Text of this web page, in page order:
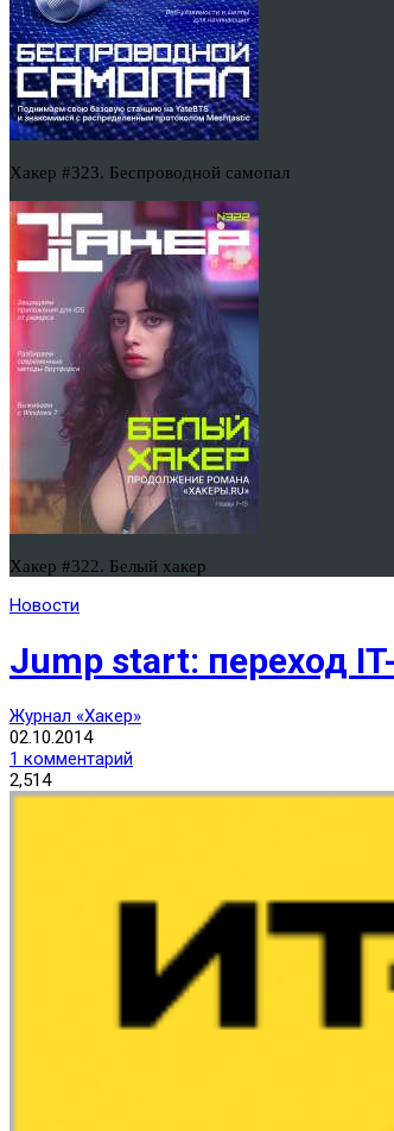
Хакер #323. Беспроводной самопал
Хакер #322. Белый хакер
Новости
Jump start: переход
Журнал «Хакер»
02.10.2014
1 комментарий
2,514